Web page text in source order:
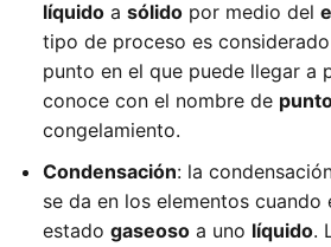
líquido a sólido por medio del
tipo de proceso es considerado
punto en el que puede llegar a
conoce con el nombre de
congelamiento.
Condensación: la
se da en los elementos cuando
estado gaseoso a uno líquido.